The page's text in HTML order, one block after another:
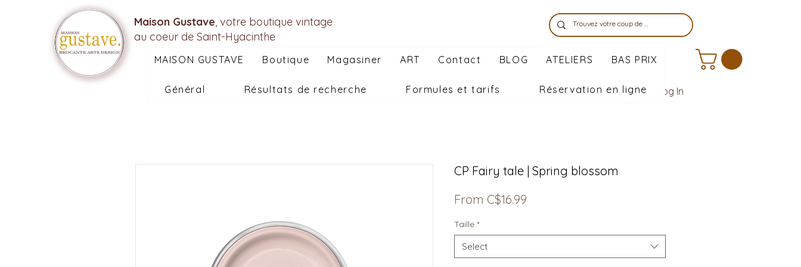
Maison Gustave, votre boutique vintage
au coeur de Saint-Hyacinthe
MAISON GUSTAVE Boutique Magasiner ART Contact BLOG ATELIERS BAS PRIX
Général Résultats de recherche Formules et tarifs Réservation en ligne
CP Fairy tale | Spring blossom
From C$16.99
Taille *
Select
Log In